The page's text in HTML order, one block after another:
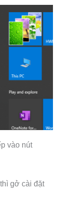
vào nút
gở cài đặt